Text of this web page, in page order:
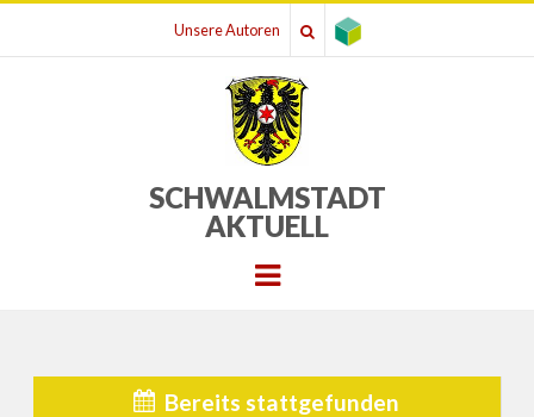
Unsere Autoren
SCHWALMSTADT
AKTUELL
Menu
Bereits stattgefunden